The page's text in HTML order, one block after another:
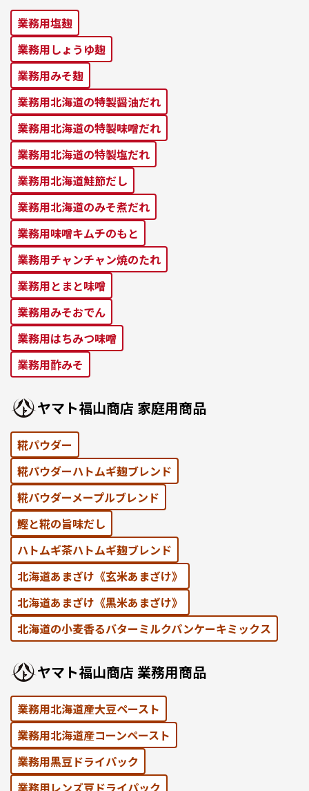
業務⽤塩麹
業務⽤しょうゆ麹
業務⽤みそ麹
業務⽤北海道の特製醤油だれ
業務⽤北海道の特製味噌だれ
業務⽤北海道の特製塩だれ
業務⽤北海道鮭節だし
業務⽤北海道のみそ煮だれ
業務⽤味噌キムチのもと
業務⽤チャンチャン焼のたれ
業務⽤とまと味噌
業務⽤みそおでん
業務用はちみつ味噌
業務用酢みそ
ヤマト福⼭商店 家庭⽤商品
糀パウダー
糀パウダーハトムギ麹ブレンド
糀パウダーメープルブレンド
鰹と糀の旨味だし
ハトムギ茶ハトムギ麹ブレンド
北海道あまざけ《⽞⽶あまざけ》
北海道あまざけ《黒⽶あまざけ》
北海道の⼩⻨⾹るバターミルクパンケーキミックス
ヤマト福⼭商店 業務⽤商品
業務用北海道産大豆ペースト
業務用北海道産コーンペースト
業務⽤黒⾖ドライパック